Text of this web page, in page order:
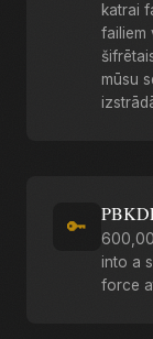
katrai
failiem
mūsu
🔑
into a
force